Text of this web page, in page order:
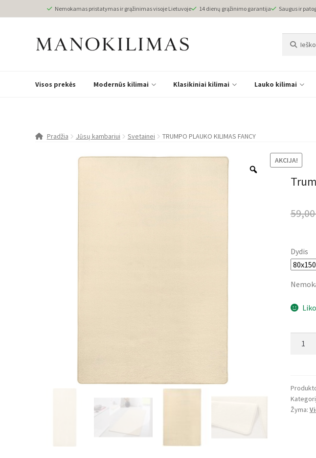
Nemokamas pristatymas ir grąžinimas visoje Lietuvoje 14 dienų grąžinimo garantija Saugus ir
Visos prekės Modernūs kilimai Klasikiniai kilimai Lauko kilimai
Pradžia Jūsų kambariui Svetainei TRUMPO PLAUKO KILIMAS FANCY
AKCIJA!
Dydis
Kilimas
Fancy
Žyma: